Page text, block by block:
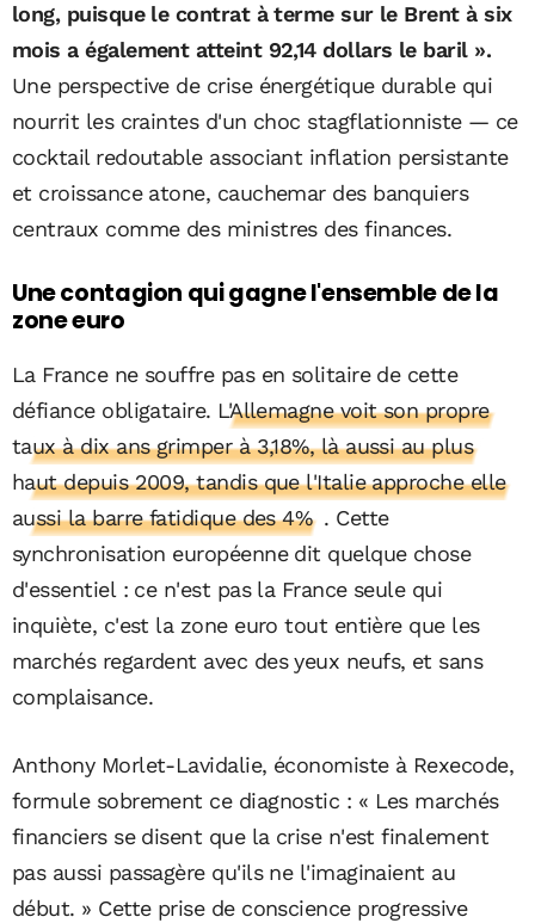
long, puisque le contrat à terme sur le Brent à six
mois a également atteint 92,14 dollars le baril ».
Une perspective de crise énergétique durable qui
nourrit les craintes d'un choc stagflationniste — ce
cocktail redoutable associant inflation persistante
et croissance atone, cauchemar des banquiers
centraux comme des ministres des finances.
Une contagion qui gagne l'ensemble de la
zone euro
La France ne souffre pas en solitaire de cette
défiance obligataire. L'Allemagne voit son propre
taux à dix ans grimper à 3,18%, là aussi au plus
haut depuis 2009, tandis que l'Italie approche elle
aussi la barre fatidique des 4% . Cette
synchronisation européenne dit quelque chose
d'essentiel : ce n'est pas la France seule qui
inquiète, c'est la zone euro tout entière que les
marchés regardent avec des yeux neufs, et sans
complaisance.
Anthony Morlet-Lavidalie, économiste à Rexecode,
formule sobrement ce diagnostic : « Les marchés
financiers se disent que la crise n'est finalement
pas aussi passagère qu'ils ne l'imaginaient au
début. » Cette prise de conscience progressive